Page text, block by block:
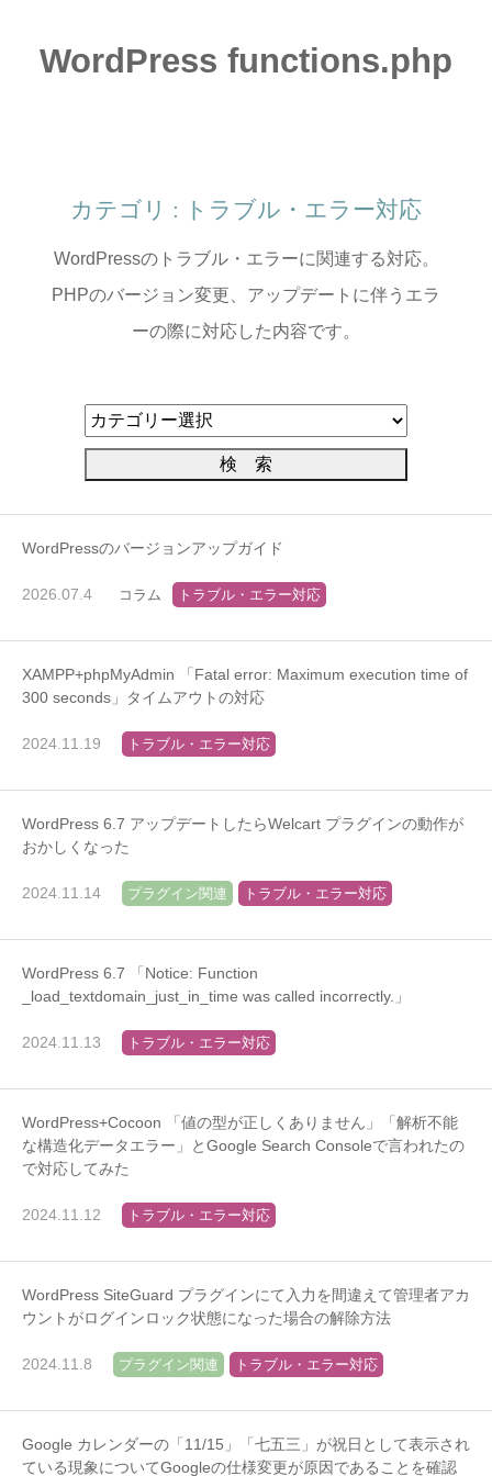
WordPress functions.php
カテゴリ : トラブル・エラー対応
WordPressのトラブル・エラーに関連する対応。
PHPのバージョン変更、アップデートに伴うエラ
ーの際に対応した内容です。
WordPressのバージョンアップガイド
2026.07.4 コラム トラブル・エラー対応
XAMPP+phpMyAdmin 「Fatal error: Maximum execution time of
300 seconds」タイムアウトの対応
2024.11.19 トラブル・エラー対応
WordPress 6.7 アップデートしたらWelcart プラグインの動作が
おかしくなった
2024.11.14 プラグイン関連 トラブル・エラー対応
WordPress 6.7 「Notice: Function
_load_textdomain_just_in_time was called incorrectly.」
2024.11.13 トラブル・エラー対応
WordPress+Cocoon 「値の型が正しくありません」「解析不能
な構造化データエラー」とGoogle Search Consoleで言われたの
で対応してみた
2024.11.12 トラブル・エラー対応
WordPress SiteGuard プラグインにて入力を間違えて管理者アカ
ウントがログインロック状態になった場合の解除方法
2024.11.8 プラグイン関連 トラブル・エラー対応
Google カレンダーの「11/15」「七五三」が祝日として表示され
ている現象についてGoogleの仕様変更が原因であることを確認